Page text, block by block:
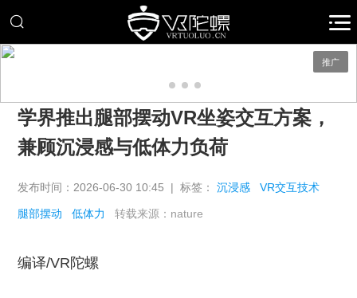
推广
学界推出腿部摆动VR坐姿交互方案，
兼顾沉浸感与低体力负荷
发布时间：2026-06-30 10:45 | 标签：沉浸感 VR交互技术
腿部摆动 低体力 转载来源：nature
编译/VR陀螺